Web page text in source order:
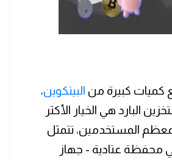
كميات كبيرة من البيتكوين،
البارد هي الخيار الأكثر
لمعظم المستخدمين، تتمثل
محفظة عتادية - جهاز